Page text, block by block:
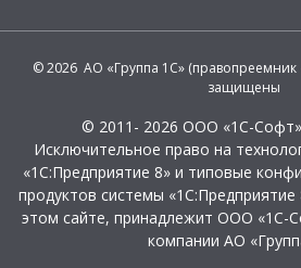
© 2026 АО «Группа 1С» (правопреемник
защищены
© 2011- 2026 ООО «1С-
Исключительное право на
«1С:Предприятие 8» и типовые
продуктов системы
этом сайте, принадлежит ООО «1С-
компании АО